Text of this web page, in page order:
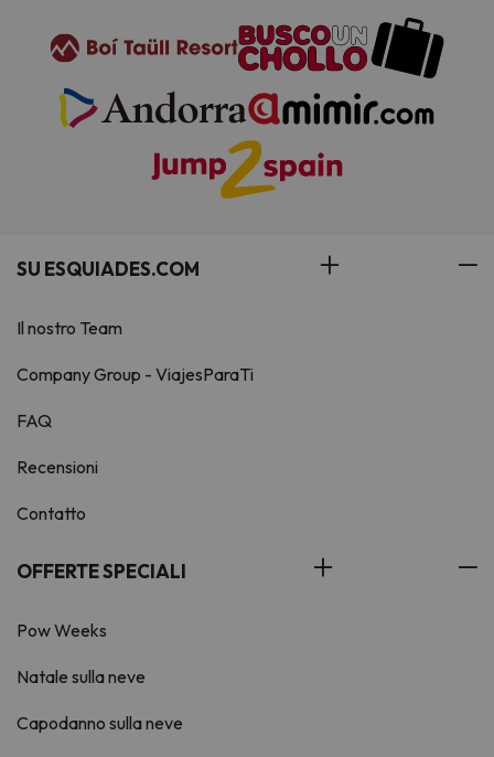
SU ESQUIADES.COM
Il nostro Team
Company Group - ViajesParaTi
FAQ
Recensioni
Contatto
OFFERTE SPECIALI
Pow Weeks
Natale sulla neve
Capodanno sulla neve